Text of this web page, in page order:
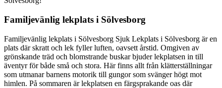
Familjevänlig lekplats i Sölvesborg
Familjevänlig lekplats i Sölvesborg Sjuk Lekplats i Sölvesborg är en
plats där skratt och lek fyller luften, oavsett årstid. Omgiven av
grönskande träd och blomstrande buskar bjuder lekplatsen in till
äventyr för både små och stora. Här finns allt från klätterställningar
som utmanar barnens motorik till gungor som svänger högt mot
himlen. På sommaren är lekplatsen en färgsprakande oas där